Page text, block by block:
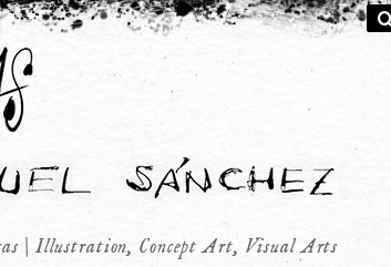
por:
| Illustration, Concept Art, Visual Arts